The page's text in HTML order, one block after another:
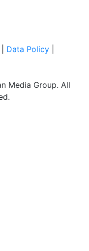
Data Policy
Media Group. All